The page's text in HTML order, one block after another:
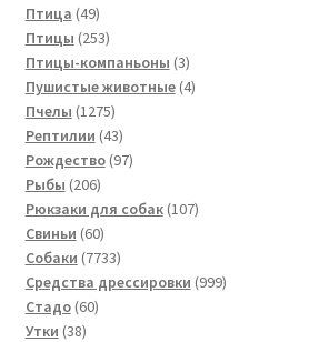
Птица 4949
товаров
Птицы 253253
товара
Птицы-компаньоны 33
товара
Пушистые животные 44
Пчелы 12751275
товаров
Рептилии 4343
товара
Рождество 9797
Рыбы 206206
товаров
Рюкзаки для собак 107107
Свиньи 6060
товаров
Собаки 77337733
товара
Средства дрессировки 999999
Стадо 6060
Утки 3838